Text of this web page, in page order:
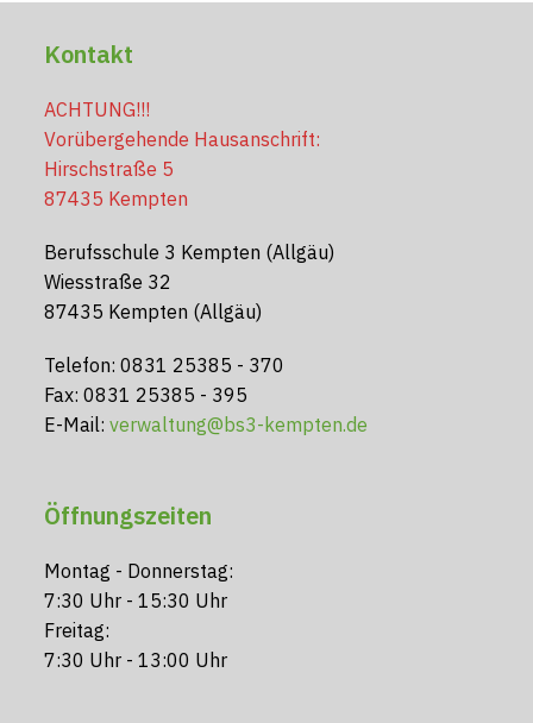
Kontakt
ACHTUNG!!!
Vorübergehende Hausanschrift:
Hirschstraße 5
87435 Kempten
Berufsschule 3 Kempten (Allgäu)
Wiesstraße 32
87435 Kempten (Allgäu)
Telefon: 0831 25385 - 370
Fax: 0831 25385 - 395
E-Mail:verwaltung@bs3-kempten.de
Öffnungszeiten
Montag - Donnerstag:
7:30 Uhr - 15:30 Uhr
Freitag:
7:30 Uhr - 13:00 Uhr